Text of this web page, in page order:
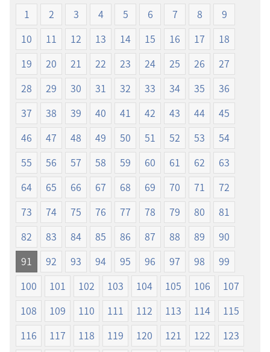
オ
プ
ショ
ン
世
界
聖
（1985
年
版）
オ
プ
ショ
ン
世
界
聖
（1985
年
版）
1 2 3 4 5 6 7 8
9
10
11 12 13 14 15 16 17
18
19
20 21 22 23 24 25 26
27
28
29 30 31 32 33 34 35
36
37
38 39 40 41 42 43 44
45
46
47 48 49 50 51 52 53
54
55
56 57 58 59 60 61 62
63
64
65 66 67 68 69 70 71
72
73
74 75 76 77 78 79 80
81
82
83 84 85 86 87 88 89
90
91
92 93 94 95 96 97 98
99
100
101 102 103 104 105 106
107
108
109 110 111 112 113 114
115
116
117 118 119 120 121 122
123